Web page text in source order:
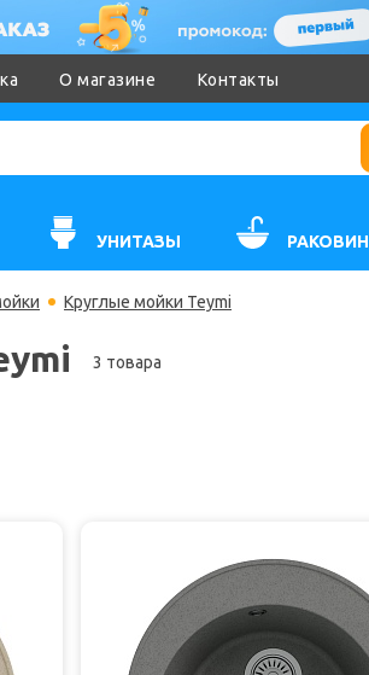
О магазине Контакты
УНИТАЗЫ
Круглые мойки Teymi
3 товара